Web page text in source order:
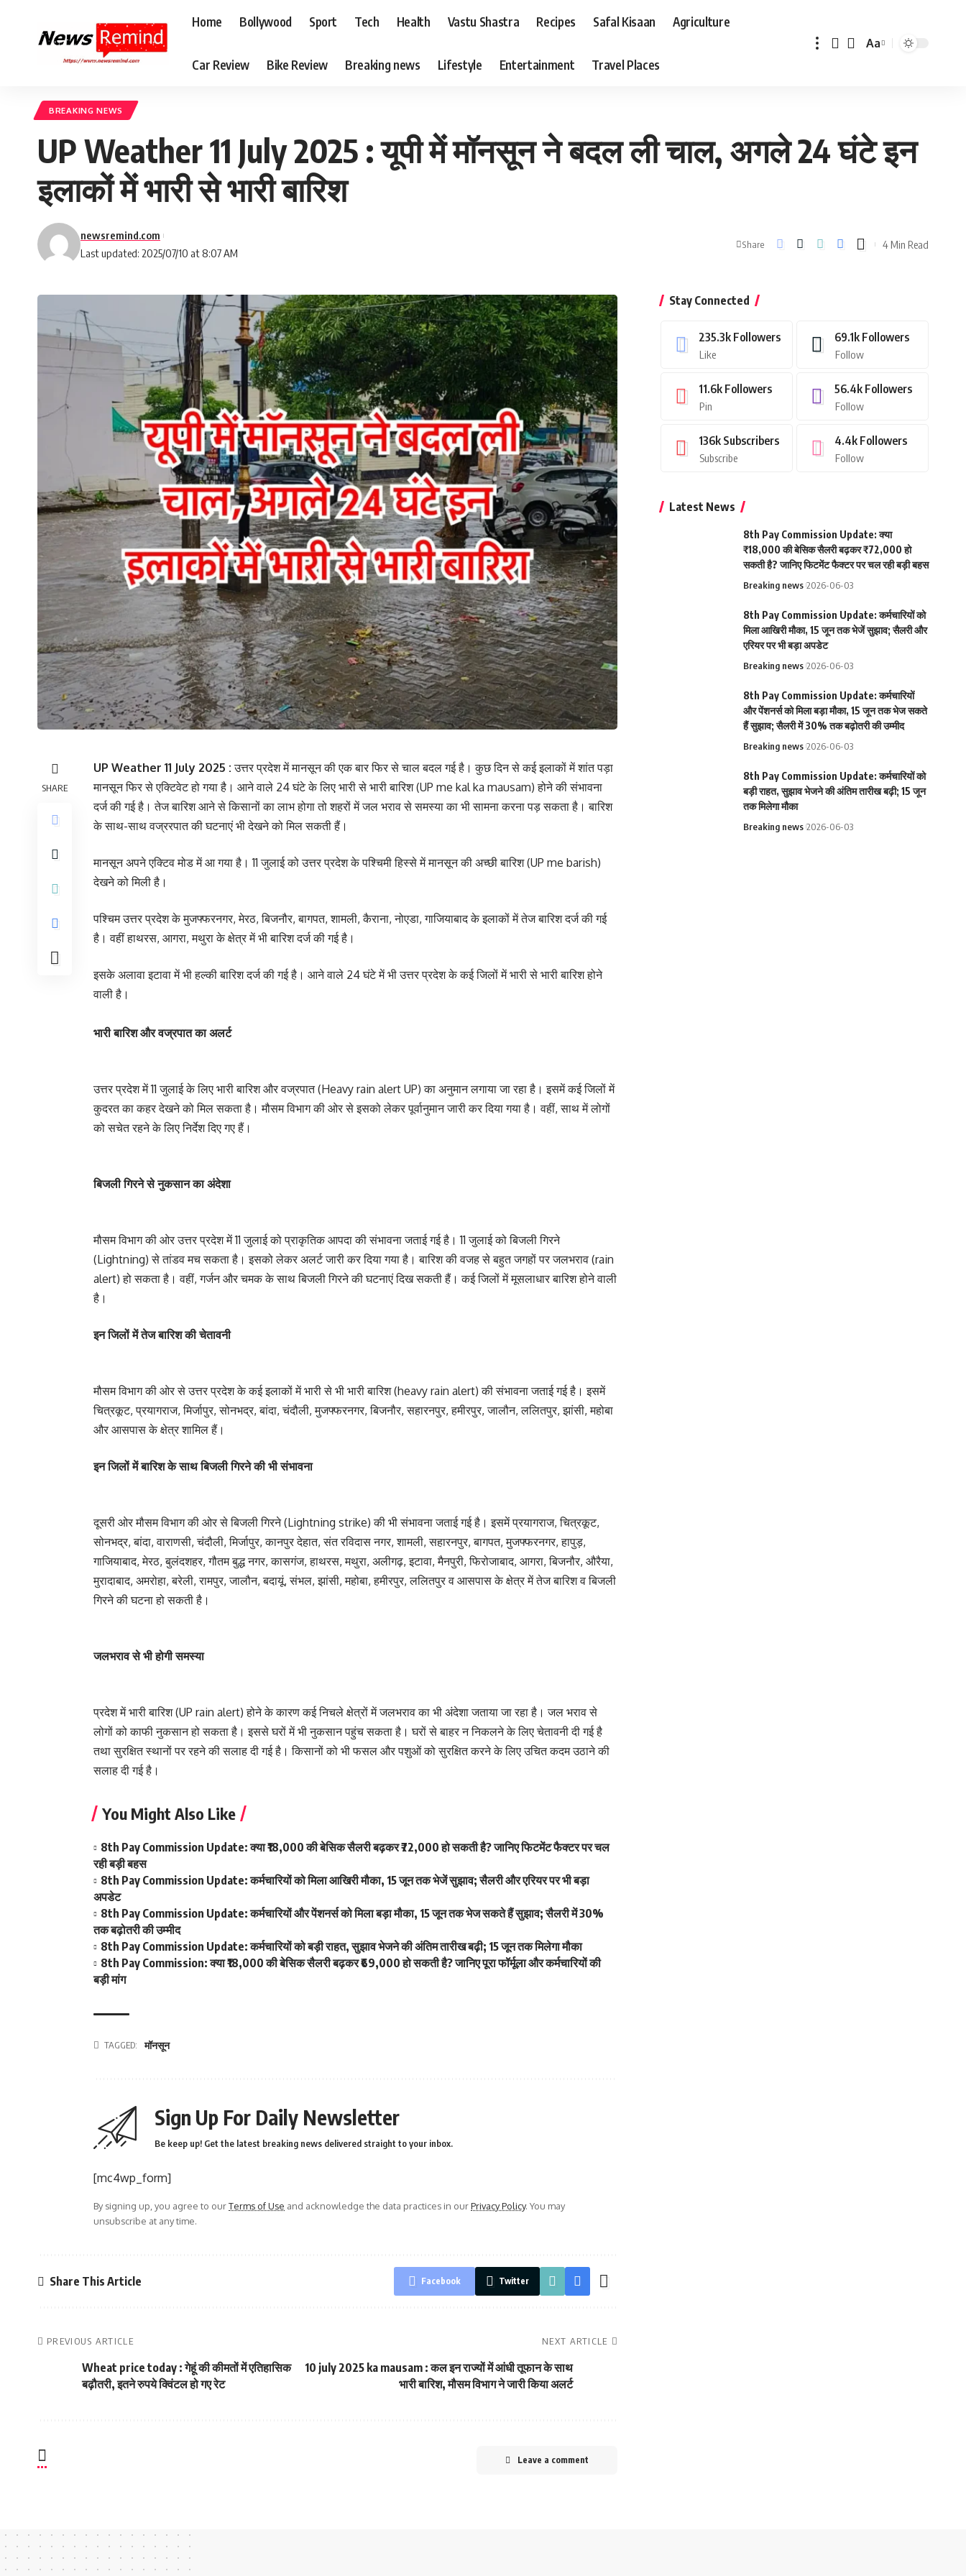
Home Bollywood Sport Tech Health Vastu Shastra Recipes Safal Kisaan Agriculture
Car Review Bike Review Breaking news Lifestyle Entertainment Travel Places
Font
Aa
BREAKING NEWS
UP Weather 11 July 2025 : यूपी में मॉनसून ने बदल ली चाल, अगले 24 घंटे इन
इलाकों में भारी से भारी बारिश
Last updated: 2025/07/10 at 8:07 AM
newsremind.com
Share 4 Min Read
SHARE
UP Weather 11 July 2025 :उत्तर प्रदेश में मानसून की एक बार फिर से चाल बदल गई है। कुछ दिन से कई इलाकों में शांत पड़ा
मानसून फिर से एक्टिवेट हो गया है। आने वाले 24 घंटे के लिए भारी से भारी बारिश (UP me kal ka mausam) होने की संभावना
दर्ज की गई है। तेज बारिश आने से किसानों का लाभ होगा तो शहरों में जल भराव से समस्या का भी सामना करना पड़ सकता है। बारिश
के साथ-साथ वज्ररपात की घटनाएं भी देखने को मिल सकती हैं।
मानसून अपने एक्टिव मोड में आ गया है। 11 जुलाई को उत्तर प्रदेश के पश्चिमी हिस्से में मानसून की अच्छी बारिश (UP me barish)
देखने को मिली है।
पश्चिम उत्तर प्रदेश के मुजफ्फरनगर, मेरठ, बिजनौर, बागपत, शामली, कैराना, नोएडा, गाजियाबाद के इलाकों में तेज बारिश दर्ज की गई
है। वहीं हाथरस, आगरा, मथुरा के क्षेत्र में भी बारिश दर्ज की गई है।
इसके अलावा इटावा में भी हल्की बारिश दर्ज की गई है। आने वाले 24 घंटे में भी उत्तर प्रदेश के कई जिलों में भारी से भारी बारिश होने
वाली है।
भारी बारिश और वज्रपात का अलर्ट
उत्तर प्रदेश में 11 जुलाई के लिए भारी बारिश और वज्रपात (Heavy rain alert UP) का अनुमान लगाया जा रहा है। इसमें कई जिलों में
कुदरत का कहर देखने को मिल सकता है। मौसम विभाग की ओर से इसको लेकर पूर्वानुमान जारी कर दिया गया है। वहीं, साथ में लोगों
को सचेत रहने के लिए निर्देश दिए गए हैं।
बिजली गिरने से नुकसान का अंदेशा
मौसम विभाग की ओर उत्तर प्रदेश में 11 जुलाई को प्राकृतिक आपदा की संभावना जताई गई है। 11 जुलाई को बिजली गिरने
(Lightning) से तांडव मच सकता है। इसको लेकर अलर्ट जारी कर दिया गया है। बारिश की वजह से बहुत जगहों पर जलभराव (rain
alert) हो सकता है। वहीं, गर्जन और चमक के साथ बिजली गिरने की घटनाएं दिख सकती हैं। कई जिलों में मूसलाधार बारिश होने वाली
है।
इन जिलों में तेज बारिश की चेतावनी
मौसम विभाग की ओर से उत्तर प्रदेश के कई इलाकों में भारी से भी भारी बारिश (heavy rain alert) की संभावना जताई गई है। इसमें
चित्रकूट, प्रयागराज, मिर्जापुर, सोनभद्र, बांदा, चंदौली, मुजफ्फरनगर, बिजनौर, सहारनपुर, हमीरपुर, जालौन, ललितपुर, झांसी, महोबा
और आसपास के क्षेत्र शामिल हैं।
इन जिलों में बारिश के साथ बिजली गिरने की भी संभावना
दूसरी ओर मौसम विभाग की ओर से बिजली गिरने (Lightning strike) की भी संभावना जताई गई है। इसमें प्रयागराज, चित्रकूट,
सोनभद्र, बांदा, वाराणसी, चंदौली, मिर्जापुर, कानपुर देहात, संत रविदास नगर, शामली, सहारनपुर, बागपत, मुजफ्फरनगर, हापुड़,
गाजियाबाद, मेरठ, बुलंदशहर, गौतम बुद्ध नगर, कासगंज, हाथरस, मथुरा, अलीगढ़, इटावा, मैनपुरी, फिरोजाबाद, आगरा, बिजनौर, औरैया,
मुरादाबाद, अमरोहा, बरेली, रामपुर, जालौन, बदायूं, संभल, झांसी, महोबा, हमीरपुर, ललितपुर व आसपास के क्षेत्र में तेज बारिश व बिजली
गिरने की घटना हो सकती है।
जलभराव से भी होगी समस्या
प्रदेश में भारी बारिश (UP rain alert) होने के कारण कई निचले क्षेत्रों में जलभराव का भी अंदेशा जताया जा रहा है। जल भराव से
लोगों को काफी नुकसान हो सकता है। इससे घरों में भी नुकसान पहुंच सकता है। घरों से बाहर न निकलने के लिए चेतावनी दी गई है
तथा सुरक्षित स्थानों पर रहने की सलाह दी गई है। किसानों को भी फसल और पशुओं को सुरक्षित करने के लिए उचित कदम उठाने की
सलाह दी गई है।
You Might Also Like
8th Pay Commission Update: क्या ₹18,000 की बेसिक सैलरी बढ़कर ₹72,000 हो सकती है? जानिए फिटमेंट फैक्टर पर चल
रही बड़ी बहस
8th Pay Commission Update: कर्मचारियों को मिला आखिरी मौका, 15 जून तक भेजें सुझाव; सैलरी और एरियर पर भी बड़ा
अपडेट
8th Pay Commission Update: कर्मचारियों और पेंशनर्स को मिला बड़ा मौका, 15 जून तक भेज सकते हैं सुझाव; सैलरी में 30%
तक बढ़ोतरी की उम्मीद
8th Pay Commission Update: कर्मचारियों को बड़ी राहत, सुझाव भेजने की अंतिम तारीख बढ़ी; 15 जून तक मिलेगा मौका
8th Pay Commission: क्या ₹18,000 की बेसिक सैलरी बढ़कर ₹69,000 हो सकती है? जानिए पूरा फॉर्मूला और कर्मचारियों की
बड़ी मांग
TAGGED: मॉनसून
Sign Up For Daily Newsletter
Be keep up! Get the latest breaking news delivered straight to your inbox.
[mc4wp_form]
By signing up, you agree to ourTerms of Use and acknowledge the data practices in ourPrivacy Policy. You may
unsubscribe at any time.
Share This Article Facebook Twitter
PREVIOUS ARTICLE
Wheat price today : गेहूं की कीमतों में एतिहासिक
बढ़ौतरी, इतने रुपये क्विंटल हो गए रेट
NEXT ARTICLE
10 july 2025 ka mausam : कल इन राज्यों में आंधी तूफान के साथ
भारी बारिश, मौसम विभाग ने जारी किया अलर्ट
Leave a comment
Stay Connected
235.3k Followers
Like
69.1k Followers
Follow
11.6k Followers
Pin
56.4k Followers
Follow
136k Subscribers
Subscribe
4.4k Followers
Follow
Latest News
8th Pay Commission Update: क्या
₹18,000 की बेसिक सैलरी बढ़कर ₹72,000 हो
सकती है? जानिए फिटमेंट फैक्टर पर चल रही बड़ी बहस
Breaking news 2026-06-03
8th Pay Commission Update: कर्मचारियों को
मिला आखिरी मौका, 15 जून तक भेजें सुझाव; सैलरी और
एरियर पर भी बड़ा अपडेट
Breaking news 2026-06-03
8th Pay Commission Update: कर्मचारियों
और पेंशनर्स को मिला बड़ा मौका, 15 जून तक भेज सकते
हैं सुझाव; सैलरी में 30% तक बढ़ोतरी की उम्मीद
Breaking news 2026-06-03
8th Pay Commission Update: कर्मचारियों को
बड़ी राहत, सुझाव भेजने की अंतिम तारीख बढ़ी; 15 जून
तक मिलेगा मौका
Breaking news 2026-06-03